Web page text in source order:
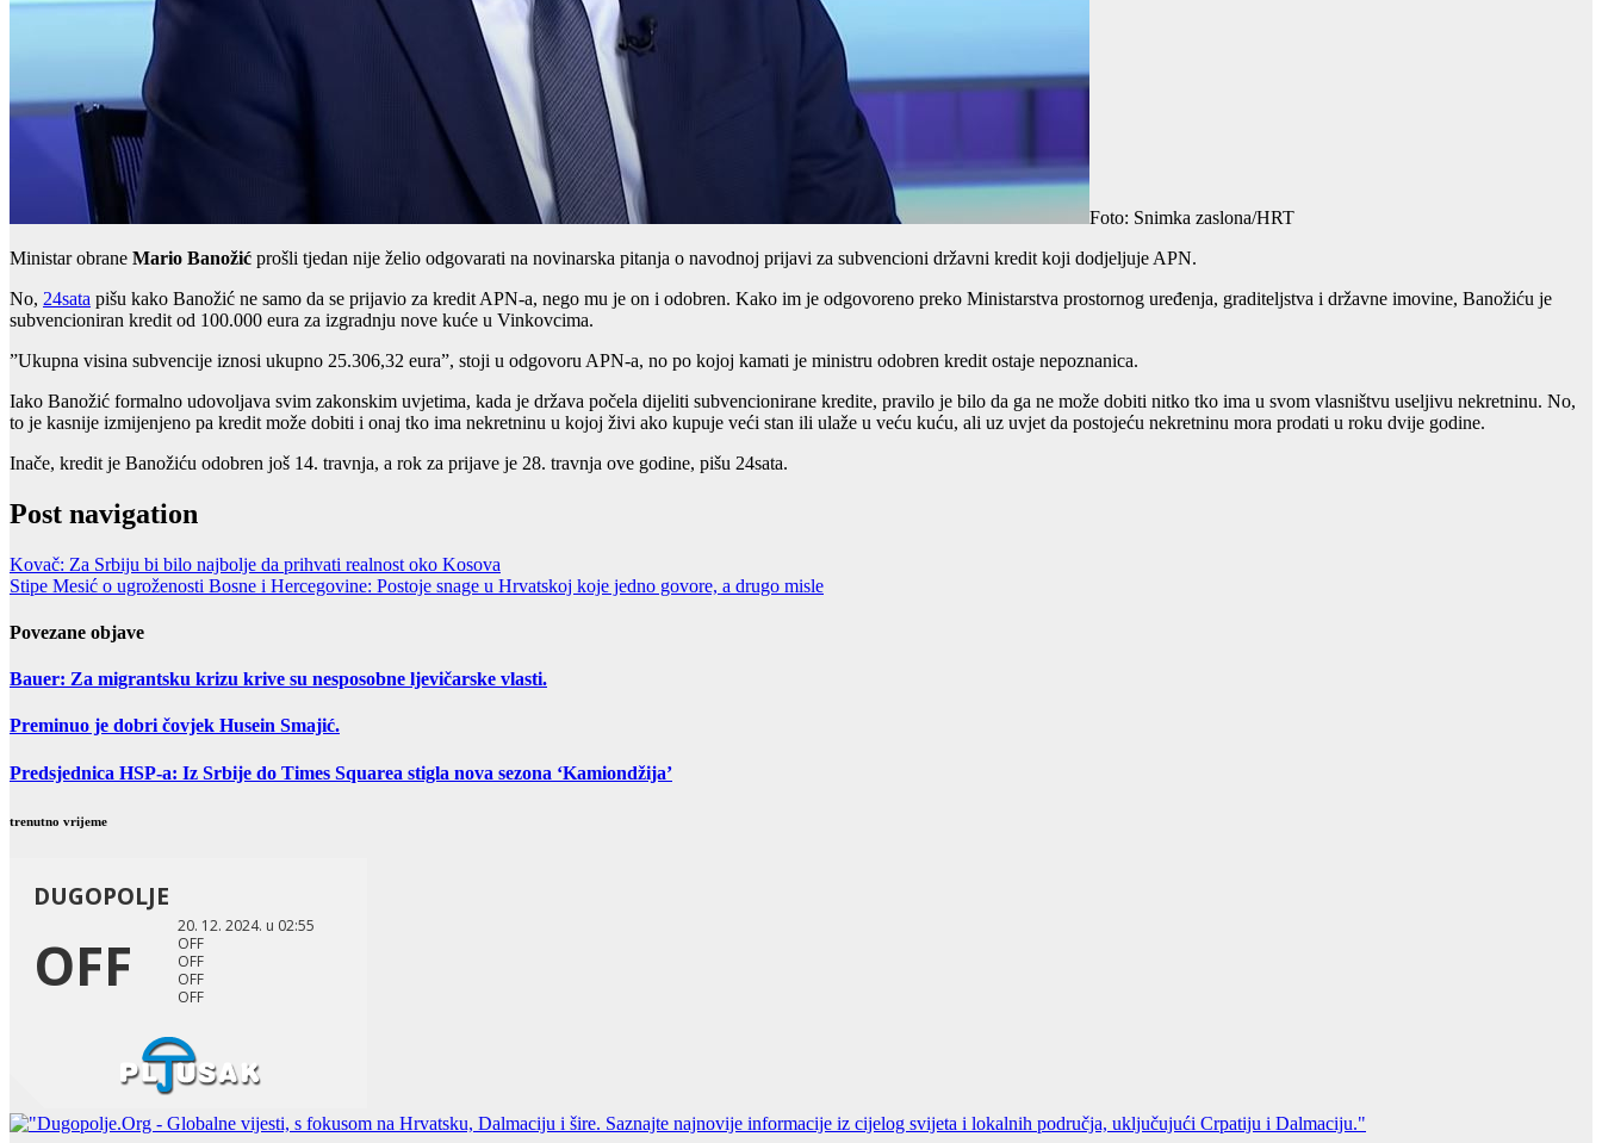
Foto: Snimka zaslona/HRT
Ministar obrane Mario Banožić prošli tjedan nije želio odgovarati na novinarska pitanja o navodnoj prijavi za subvencioni državni kredit koji dodjeljuje APN.
No, 24sata pišu kako Banožić ne samo da se prijavio za kredit APN-a, nego mu je on i odobren. Kako im je odgovoreno preko Ministarstva prostornog uređenja, graditeljstva i državne imovine, Banožiću je
subvencioniran kredit od 100.000 eura za izgradnju nove kuće u Vinkovcima.
”Ukupna visina subvencije iznosi ukupno 25.306,32 eura”, stoji u odgovoru APN-a, no po kojoj kamati je ministru odobren kredit ostaje nepoznanica.
Iako Banožić formalno udovoljava svim zakonskim uvjetima, kada je država počela dijeliti subvencionirane kredite, pravilo je bilo da ga ne može dobiti nitko tko ima u svom vlasništvu useljivu nekretninu. No,
to je kasnije izmijenjeno pa kredit može dobiti i onaj tko ima nekretninu u kojoj živi ako kupuje veći stan ili ulaže u veću kuću, ali uz uvjet da postojeću nekretninu mora prodati u roku dvije godine.
Inače, kredit je Banožiću odobren još 14. travnja, a rok za prijave je 28. travnja ove godine, pišu 24sata.
Post navigation
Kovač: Za Srbiju bi bilo najbolje da prihvati realnost oko Kosova
Stipe Mesić o ugroženosti Bosne i Hercegovine: Postoje snage u Hrvatskoj koje jedno govore, a drugo misle
Povezane objave
Bauer: Za migrantsku krizu krive su nesposobne ljevičarske vlasti.
Preminuo je dobri čovjek Husein Smajić.
Predsjednica HSP-a: Iz Srbije do Times Squarea stigla nova sezona ‘Kamiondžija’
trenutno vrijeme